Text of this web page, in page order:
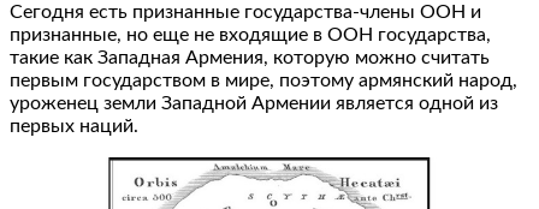
Сегодня есть признанные государства-члены ООН и
признанные, но еще не входящие в ООН государства,
такие как Западная Армения, которую можно считать
первым государством в мире, поэтому армянский народ,
уроженец земли Западной Армении является одной из
первых наций.